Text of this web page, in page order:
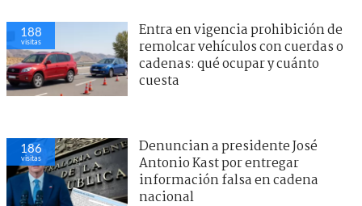
188
visitas
Entra en vigencia prohibición de
remolcar vehículos con cuerdas o
cadenas: qué ocupar y cuánto
cuesta
186
visitas
Denuncian a presidente José
Antonio Kast por entregar
información falsa en cadena
nacional